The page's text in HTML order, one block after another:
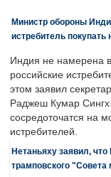
Министр обороны
истребитель покупать
Индия не намерена
российские
этом заявил
Раджеш Кумар
сосредоточатся на
истребителей.
Нетаньяху заявил,
трамповского